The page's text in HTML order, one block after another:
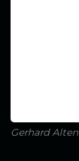
Gerhard